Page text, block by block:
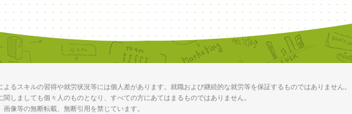
るスキルの習得や就労状況等には個人差があります。就職および継続的な就労等を保証するものではありません。
しましても個々人のものとなり、すべての方にあてはまるものではありません。
像等の無断転載、無断引用を禁じています。